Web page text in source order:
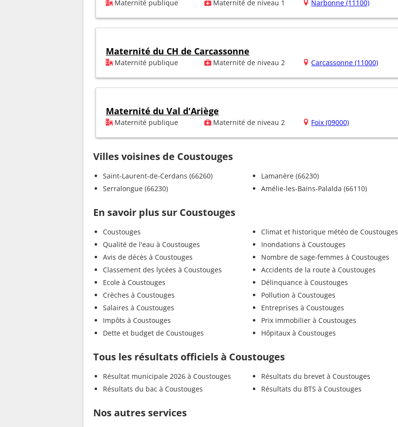
Maternité publique Maternité de niveau 1 Narbonne (11100)
Maternité du CH de Carcassonne
Maternité publique Maternité de niveau 2 Carcassonne (11000)
Maternité du Val d'Ariège
Maternité publique Maternité de niveau 2 Foix (09000)
Villes voisines de Coustouges
Saint-Laurent-de-Cerdans (66260)
Serralongue (66230)
Lamanère (66230)
Amélie-les-Bains-Palalda (66110)
En savoir plus sur Coustouges
Coustouges
Qualité de l'eau à Coustouges
Avis de décès à Coustouges
Classement des lycées à Coustouges
Ecole à Coustouges
Crèches à Coustouges
Salaires à Coustouges
Impôts à Coustouges
Dette et budget de Coustouges
Climat et historique météo de Coustouges
Inondations à Coustouges
Nombre de sage-femmes à Coustouges
Accidents de la route à Coustouges
Délinquance à Coustouges
Pollution à Coustouges
Entreprises à Coustouges
Prix immobilier à Coustouges
Hôpitaux à Coustouges
Tous les résultats officiels à Coustouges
Résultat municipale 2026 à Coustouges
Résultats du bac à Coustouges
Résultats du brevet à Coustouges
Résultats du BTS à Coustouges
Nos autres services